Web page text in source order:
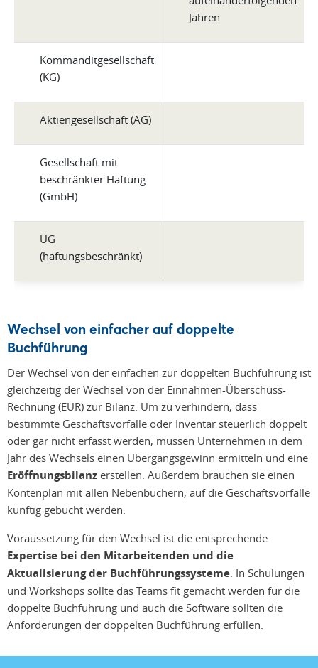
Jahren
Kommanditgesellschaft
(KG)
Aktiengesellschaft (AG)
Gesellschaft mit
beschränkter Haftung
(GmbH)
UG
(haftungsbeschränkt)
Wechsel von einfacher auf doppelte
Buchführung
Der Wechsel von der einfachen zur doppelten Buchführung ist
gleichzeitig der Wechsel von der Einnahmen-Überschuss-
Rechnung (EÜR) zur Bilanz. Um zu verhindern, dass
bestimmte Geschäftsvorfälle oder Inventar steuerlich doppelt
oder gar nicht erfasst werden, müssen Unternehmen in dem
Jahr des Wechsels einen Übergangsgewinn ermitteln und eine
Eröffnungsbilanz erstellen. Außerdem brauchen sie einen
Kontenplan mit allen Nebenbüchern, auf die Geschäftsvorfälle
künftig gebucht werden.
Voraussetzung für den Wechsel ist die entsprechende
Expertise bei den Mitarbeitenden und die
Aktualisierung der Buchführungssysteme . In Schulungen
und Workshops sollte das Teams fit gemacht werden für die
doppelte Buchführung und auch die Software sollten die
Anforderungen der doppelten Buchführung erfüllen.